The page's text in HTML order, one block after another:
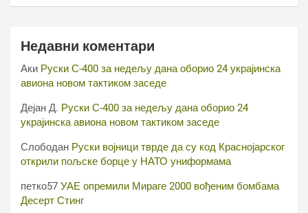
Недавни коментари
Аки Руски С-400 за недељу дана оборио 24 украјинска
авиона новом тактиком заседе
Дејан Д. Руски С-400 за недељу дана оборио 24
украјинска авиона новом тактиком заседе
Слободан Руски војници тврде да су код Краснојарског
открили пољске борце у НАТО униформама
петко57 УАЕ опремили Мираге 2000 вођеним бомбама
Десерт Стинг